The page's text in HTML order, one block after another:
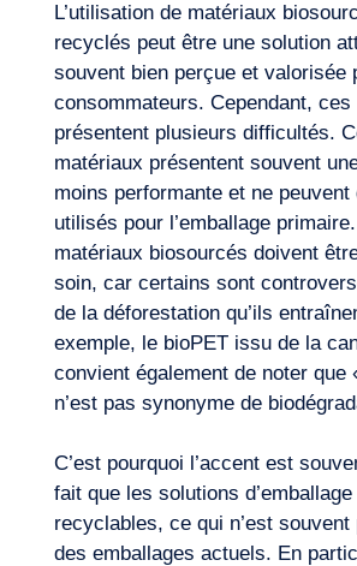
L’utilisation de matériaux
recyclés peut être une solution
souvent bien perçue et valorisée
consommateurs. Cependant, ces
présentent plusieurs difficultés.
matériaux présentent souvent
moins performante et ne
utilisés pour l’emballage
matériaux biosourcés doivent
soin, car certains sont
de la déforestation qu’ils
exemple, le bioPET issu de la
convient également de noter que
n’est pas synonyme de
C’est pourquoi l’accent est
fait que les solutions
recyclables, ce qui n’est souvent
des emballages actuels. En